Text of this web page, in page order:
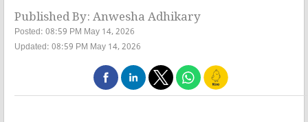
Published By: Anwesha Adhikary
Posted: 08:59 PM May 14, 2026
Updated: 08:59 PM May 14, 2026